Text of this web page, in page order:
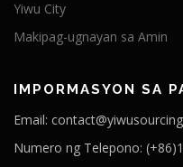
Yiwu City
Makipag-ugnayan sa Amin
IMPORMASYON SA
Email:
Numero ng Telepono: